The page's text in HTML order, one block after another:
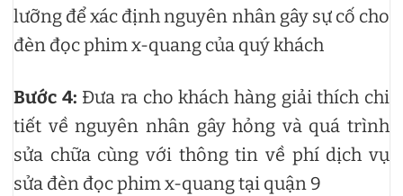
lưỡng để xác định nguyên nhân gây sự cố cho
đèn đọc phim x-quang của quý khách
Bước 4: Đưa ra cho khách hàng giải thích chi
tiết về nguyên nhân gây hỏng và quá trình
sửa chữa cùng với thông tin về phí dịch vụ
sửa đèn đọc phim x-quang tại quận 9